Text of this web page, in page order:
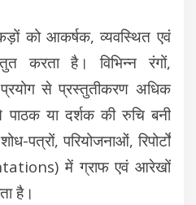
को आकर्षक, व्यवस्थित एवं
करता है। विभिन्न रंगों,
से प्रस्तुतीकरण अधिक
या दर्शक की रुचि बनी
पत्रों, परियोजनाओं, रिपोर्टों
में ग्राफ एवं आरेखों
है।